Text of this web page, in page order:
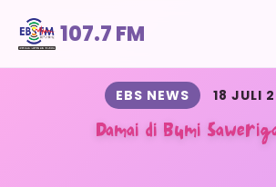
107.7 FM
EBS NEWS 18 JULI
Damai di Bumi